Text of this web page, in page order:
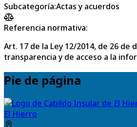
Subcategoría:Actas y acuerdos
Referencia normativa:
Art. 17 de la Ley 12/2014, de 26 de
transparencia y de acceso a la
Pie de página
El Hierro